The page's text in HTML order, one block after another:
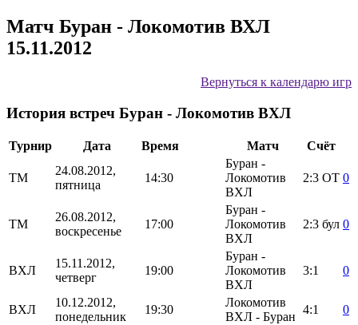
Матч Буран - Локомотив ВХЛ
15.11.2012
Вернуться к календарю игр
История встреч Буран - Локомотив ВХЛ
Турнир Дата Время Матч Счёт
ТМ
24.08.2012,
пятница
14:30
Буран -
Локомотив
ВХЛ
2:3 ОТ 0
ТМ
26.08.2012,
воскресенье
17:00
Буран -
Локомотив
ВХЛ
2:3 бул 0
ВХЛ
15.11.2012,
четверг
19:00
Буран -
Локомотив
ВХЛ
3:1 0
ВХЛ
10.12.2012,
понедельник
19:30
Локомотив
ВХЛ - Буран
4:1 0